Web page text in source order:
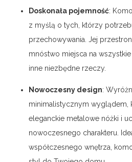
Doskonała pojemność:
z myślą o tych, którzy
przechowywania. Jej
mnóstwo miejsca na
inne niezbędne rzeczy.
Nowoczesny design:
minimalistycznym wyglądem,
eleganckie metalowe nóżki i
nowoczesnego charakteru.
współczesnego wnętrza,